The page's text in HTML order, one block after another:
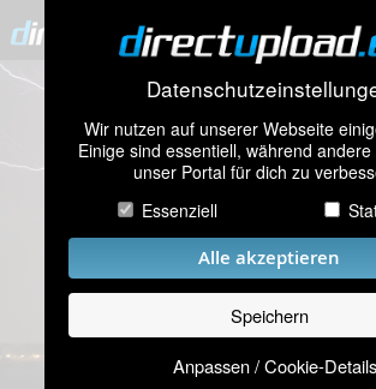
Wir nutzen auf unserer Webseite
Einige sind essentiell, während
unser Portal für dich zu
Essenziell
Alle akzeptieren
Speichern
Anpassen / Cookie-Details